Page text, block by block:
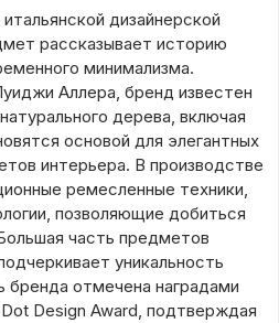
дизайнерской
рассказывает историю
минимализма.
Аллера, бренд известен
дерева, включая
основой для элегантных
интерьера. В производстве
ремесленные техники,
позволяющие добиться
часть предметов
уникальность
отмечена наградами
Design Award, подтверждая